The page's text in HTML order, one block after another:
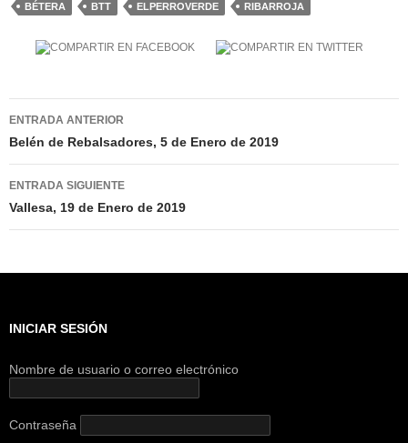
BÉTERA BTT ELPERROVERDE RIBARROJA
Navegación
de
entradas
ENTRADA ANTERIOR
Belén de Rebalsadores, 5 de Enero de 2019
ENTRADA SIGUIENTE
Vallesa, 19 de Enero de 2019
INICIAR SESIÓN
Nombre de usuario o correo electrónico
Contraseña